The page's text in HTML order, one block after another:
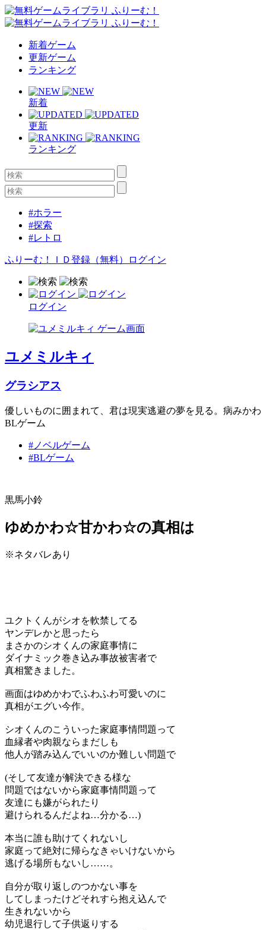
新着ゲーム
更新ゲーム
ランキング
新着
更新
ランキング
#ホラー
#探索
#レトロ
ふりーむ！ＩＤ登録（無料） ログイン
ログイン
ユメミルキィ
グラシアス
優しいものに囲まれて、君は現実逃避の夢を見る。病みかわ
BLゲーム
#ノベルゲーム
#BLゲーム
黒馬小鈴
ゆめかわ☆甘かわ☆の真相は
※ネタバレあり
ユクトくんがシオを軟禁してる
ヤンデレかと思ったら
まさかのシオくんの家庭事情に
ダイナミック巻き込み事故被害者で
真相驚きました。
画面はゆめかわでふわふわ可愛いのに
真相がエグい今作。
シオくんのこういった家庭事情問題って
血縁者や肉親ならまだしも
他人が踏み込んでいいのか難しい問題で
(そして友達が解決できる様な
問題ではないから家庭事情問題って
友達にも嫌がられたり
避けられるんだよね…分かる…)
本当に誰も助けてくれないし
家庭って絶対に帰らなきゃいけないから
逃げる場所もないし……。
自分が取り返しのつかない事を
してしまったけどそれすら抱え込んで
生きれないから
幼児退行して子供返りする